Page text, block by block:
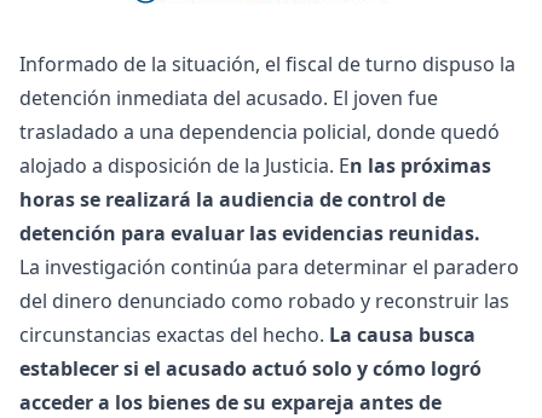
Informado de la situación, el fiscal de turno dispuso la
detención inmediata del acusado. El joven fue
trasladado a una dependencia policial, donde quedó
alojado a disposición de la Justicia. En las próximas
horas se realizará la audiencia de control de
detención para evaluar las evidencias reunidas.
La investigación continúa para determinar el paradero
del dinero denunciado como robado y reconstruir las
circunstancias exactas del hecho. La causa busca
establecer si el acusado actuó solo y cómo logró
acceder a los bienes de su expareja antes de